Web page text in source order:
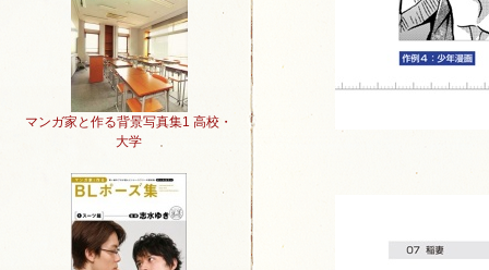
マンガ家と作る背景写真集1 高校・
大学